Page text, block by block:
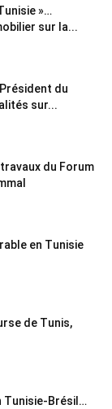
»…
sur la...
du
sur...
du Forum
en Tunisie
de Tunis,
Tunisie-Brésil…